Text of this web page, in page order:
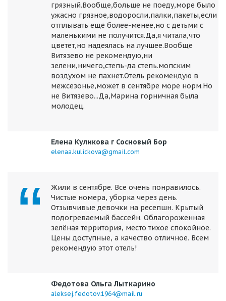
грязный.Вообще,больше не поеду,море было
ужасно грязное,водоросли,палки,пакеты,если
отплывать ещё более-менее,но с детьми с
маленькими не получится.Да,я читала,что
цветет,но надеялась на лучшее.Вообще
Витязево не рекомендую,ни
зелени,ничего,степь-да степь.мопским
воздухом не пахнет.Отель рекомендую в
межсезонье,может в сентябре море норм.Но
не Витязево...Да,Марина горничная была
молодец.
Елена Куликова г Сосновый Бор
elenaa.kulickova@gmail.com
Жили в сентябре. Все очень понравилось.
Чистые номера, уборка через день.
Отзывчивые девочки на ресепшн. Крытый
подогреваемый бассейн. Облагороженная
зелёная территория, место тихое спокойное.
Цены доступные, а качество отличное. Всем
рекомендую этот отель!
Федотова Ольга Лыткарино
aleksej.fedotov.1964@mail.ru